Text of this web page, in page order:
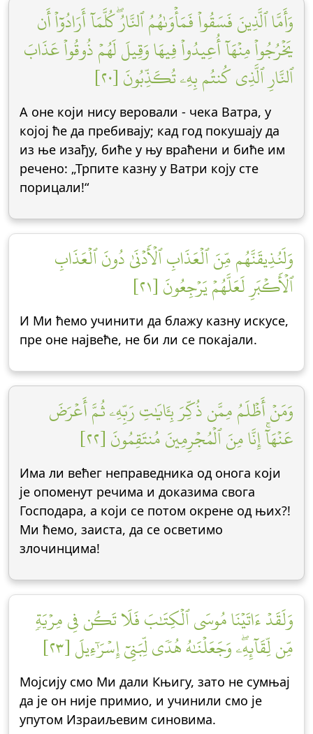
وَأَمَّا ٱلَّذِينَ فَسَقُواْ فَمَأۡوَىٰهُمُ ٱلنَّارُۖ كُلَّمَآ أَرَادُوٓاْ أَن
يَخۡرُجُواْ مِنۡهَآ أُعِيدُواْ فِيهَا وَقِيلَ لَهُمۡ ذُوقُواْ عَذَابَ
ٱلنَّارِ ٱلَّذِي كُنتُم بِهِۦ تُكَذِّبُونَ [٢٠]
А оне који нису веровали - чека Ватра, у
којој ће да пребивају; кад год покушају да
из ње изађу, биће у њу враћени и биће им
речено: „Трпите казну у Ватри коју сте
порицали!“
وَلَنُذِيقَنَّهُم مِّنَ ٱلۡعَذَابِ ٱلۡأَدۡنَىٰ دُونَ ٱلۡعَذَابِ
ٱلۡأَكۡبَرِ لَعَلَّهُمۡ يَرۡجِعُونَ [٢١]
И Ми ћемо учинити да блажу казну искусе,
пре оне највеће, не би ли се покајали.
وَمَنۡ أَظۡلَمُ مِمَّن ذُكِّرَ بِـَٔايَٰتِ رَبِّهِۦ ثُمَّ أَعۡرَضَ
عَنۡهَآۚ إِنَّا مِنَ ٱلۡمُجۡرِمِينَ مُنتَقِمُونَ [٢٢]
Има ли већег неправедника од онога који
је опоменут речима и доказима свога
Господара, а који се потом окрене од њих?!
Ми ћемо, заиста, да се осветимо
злочинцима!
وَلَقَدۡ ءَاتَيۡنَا مُوسَى ٱلۡكِتَٰبَ فَلَا تَكُن فِي مِرۡيَةٖ
مِّن لِّقَآئِهِۦۖ وَجَعَلۡنَٰهُ هُدٗى لِّبَنِيٓ إِسۡرَٰٓءِيلَ [٢٣]
Мојсију смо Ми дали Књигу, зато не сумњај
да је он није примио, и учинили смо је
упутом Израиљевим синовима.